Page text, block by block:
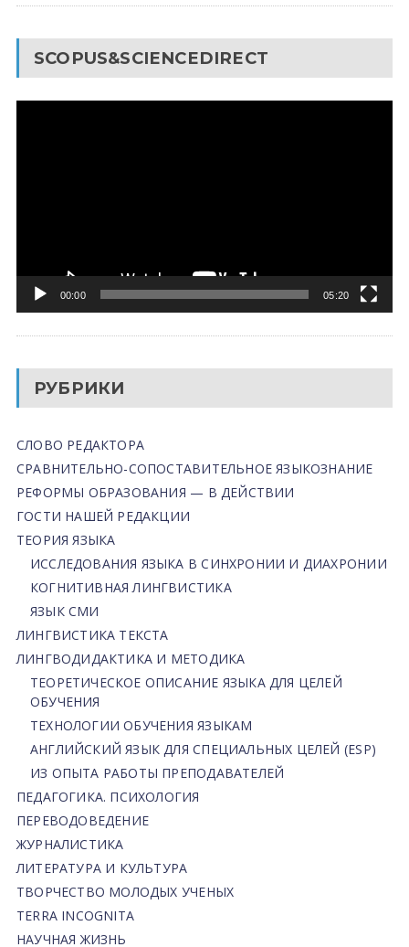
SCOPUS&SCIENCEDIRECT
00:00 05:20
РУБРИКИ
СЛОВО РЕДАКТОРА
СРАВНИТЕЛЬНО-СОПОСТАВИТЕЛЬНОЕ ЯЗЫКОЗНАНИЕ
РЕФОРМЫ ОБРАЗОВАНИЯ — В ДЕЙСТВИИ
ГОСТИ НАШЕЙ РЕДАКЦИИ
ТЕОРИЯ ЯЗЫКА
ИССЛЕДОВАНИЯ ЯЗЫКА В СИНХРОНИИ И ДИАХРОНИИ
КОГНИТИВНАЯ ЛИНГВИСТИКА
ЯЗЫК СМИ
ЛИНГВИСТИКА ТЕКСТА
ЛИНГВОДИДАКТИКА И МЕТОДИКА
ТЕОРЕТИЧЕСКОЕ ОПИСАНИЕ ЯЗЫКА ДЛЯ ЦЕЛЕЙ
ОБУЧЕНИЯ
ТЕХНОЛОГИИ ОБУЧЕНИЯ ЯЗЫКАМ
АНГЛИЙСКИЙ ЯЗЫК ДЛЯ СПЕЦИАЛЬНЫХ ЦЕЛЕЙ (ESP)
ИЗ ОПЫТА РАБОТЫ ПРЕПОДАВАТЕЛЕЙ
ПЕДАГОГИКА. ПСИХОЛОГИЯ
ПЕРЕВОДОВЕДЕНИЕ
ЖУРНАЛИСТИКА
ЛИТЕРАТУРА И КУЛЬТУРА
ТВОРЧЕСТВО МОЛОДЫХ УЧЕНЫХ
TERRA INCOGNITA
НАУЧНАЯ ЖИЗНЬ